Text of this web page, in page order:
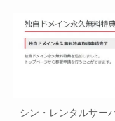
シン・レンタルサー